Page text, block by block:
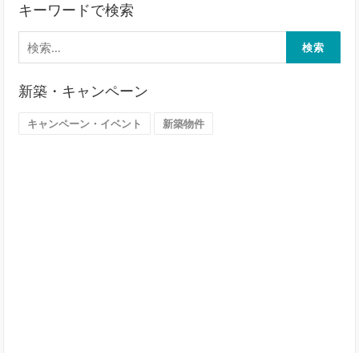
地
か
ら
す
キーワードで検索
検
索:
新築・キャンペーン
キャンペーン・イベント 新築物件